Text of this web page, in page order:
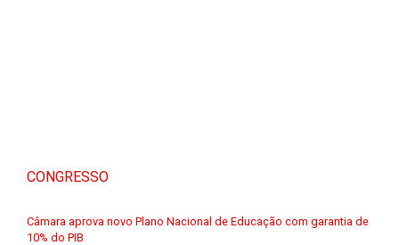
CONGRESSO
Câmara aprova novo Plano Nacional de Educação com garantia de
10% do PIB